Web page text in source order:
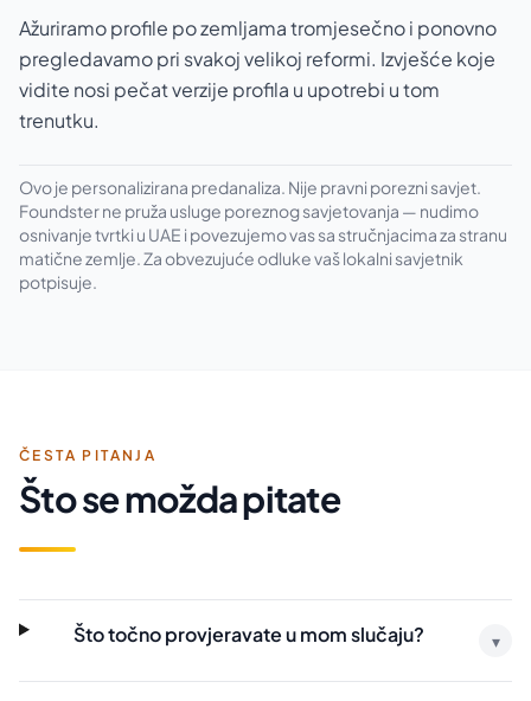
Ažuriramo profile po zemljama tromjesečno i ponovno
pregledavamo pri svakoj velikoj reformi. Izvješće koje
vidite nosi pečat verzije profila u upotrebi u tom
trenutku.
Ovo je personalizirana predanaliza. Nije pravni porezni savjet.
Foundster ne pruža usluge poreznog savjetovanja — nudimo
osnivanje tvrtki u UAE i povezujemo vas sa stručnjacima za stranu
matične zemlje. Za obvezujuće odluke vaš lokalni savjetnik
potpisuje.
ČESTA PITANJA
Što se možda pitate
Što točno provjeravate u mom slučaju? ▾